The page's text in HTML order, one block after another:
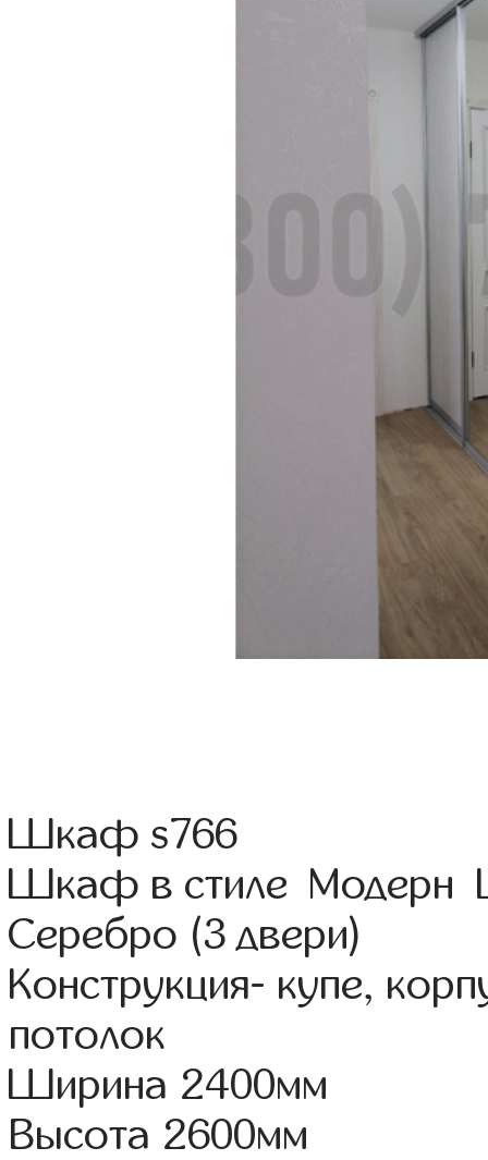
Шкаф s766
Шкаф в стиле Модерн
Серебро (3 двери)
Конструкция- купе,
потолок
Ширина 2400мм
Высота 2600мм